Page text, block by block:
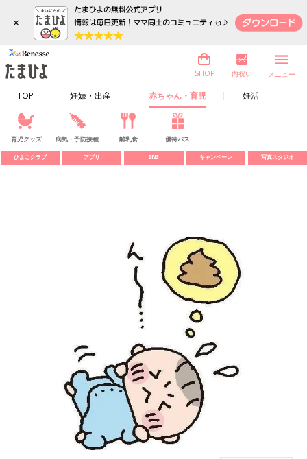
×
TOP 妊娠・出産 赤ちゃん・育児 妊活
SHOP 内祝い メニュー
育児グッズ 病気・予防接種 離乳食 優待パス
ひよこクラブ アプリ SNS キャンペーン 写真スタジオ